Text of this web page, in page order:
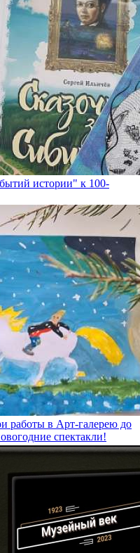
истории" к 100-
работы в Арт-галерею до
спектакли!